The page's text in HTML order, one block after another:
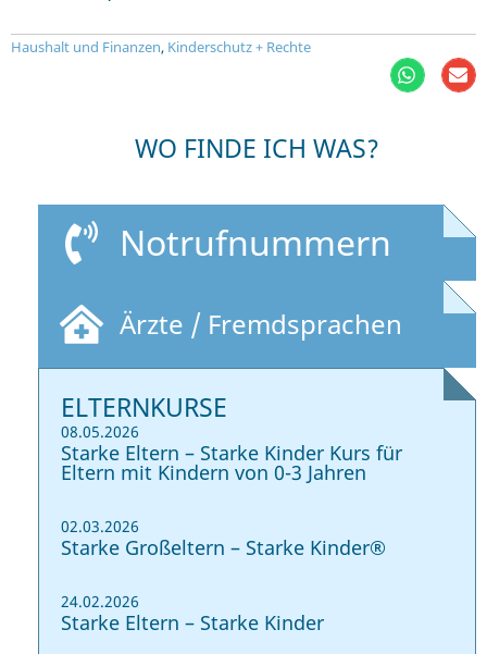
Haushalt und Finanzen, Kinderschutz + Rechte
WO FINDE ICH WAS?
Notrufnummern
Ärzte / Fremdsprachen
ELTERNKURSE
08.05.2026
Starke Eltern – Starke Kinder Kurs für
Eltern mit Kindern von 0-3 Jahren
02.03.2026
Starke Großeltern – Starke Kinder®
24.02.2026
Starke Eltern – Starke Kinder